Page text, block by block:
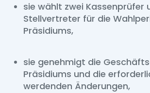
sie wählt zwei Kassenprüfer
Stellvertreter für die
Präsidiums,
sie genehmigt die
Präsidiums und die
werdenden Änderungen,